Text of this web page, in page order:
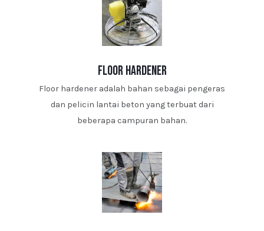
floor hardener
Floor hardener adalah bahan sebagai pengeras
dan pelicin lantai beton yang terbuat dari
beberapa campuran bahan.